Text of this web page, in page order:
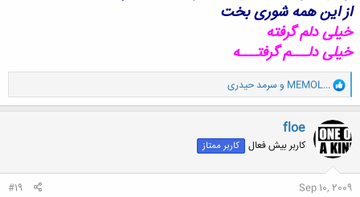
از این همه شوری بخت
خیلی دلم گرفته
خیلی دلـــم گرفتـــه
و
ا
ک
ن
ش
ه
ا
MEMOL... و سرمد حیدری
floe
کاربر بیش فعال کاربر ممتاز
Sep 10, 2009
#19